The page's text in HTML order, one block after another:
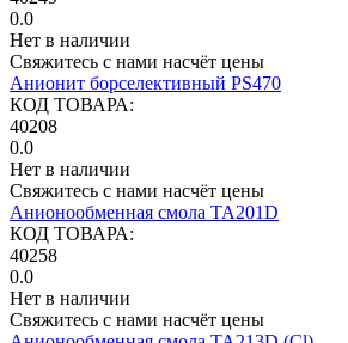
0.0
Нет в наличии
Свяжитесь с нами насчёт цены
Анионит борселективный PS470
КОД ТОВАРА:
40208
0.0
Нет в наличии
Свяжитесь с нами насчёт цены
Анионообменная смола TA201D
КОД ТОВАРА:
40258
0.0
Нет в наличии
Свяжитесь с нами насчёт цены